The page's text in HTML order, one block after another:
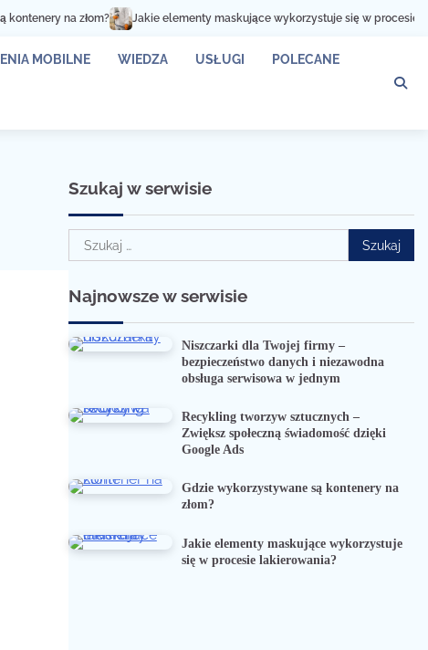
Jakie elementy maskujące wykorzystuje się w procesie lakierowania?
MOBILNE WIEDZA USŁUGI POLECANE
Szukaj w serwisie
Szukaj:
Najnowsze w serwisie
Niszczarki dla Twojej firmy –
bezpieczeństwo danych i niezawodna
obsługa serwisowa w jednym
Recykling tworzyw sztucznych –
Zwiększ społeczną świadomość dzięki
Google Ads
Gdzie wykorzystywane są kontenery na
złom?
Jakie elementy maskujące wykorzystuje
się w procesie lakierowania?